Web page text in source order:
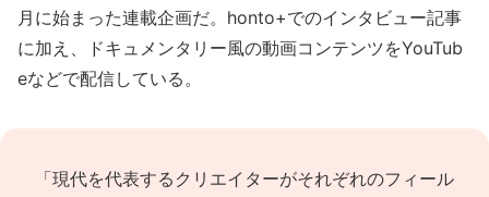
月に始まった連載企画だ。honto+でのインタビュー記事
に加え、ドキュメンタリー風の動画コンテンツをYouTub
eなどで配信している。
「現代を代表するクリエイターがそれぞれのフィール